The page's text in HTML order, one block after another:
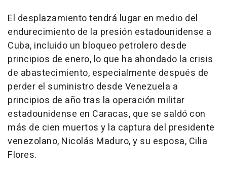
El desplazamiento tendrá lugar en medio del
endurecimiento de la presión estadounidense a
Cuba, incluido un bloqueo petrolero desde
principios de enero, lo que ha ahondado la crisis
de abastecimiento, especialmente después de
perder el suministro desde Venezuela a
principios de año tras la operación militar
estadounidense en Caracas, que se saldó con
más de cien muertos y la captura del presidente
venezolano, Nicolás Maduro, y su esposa, Cilia
Flores.